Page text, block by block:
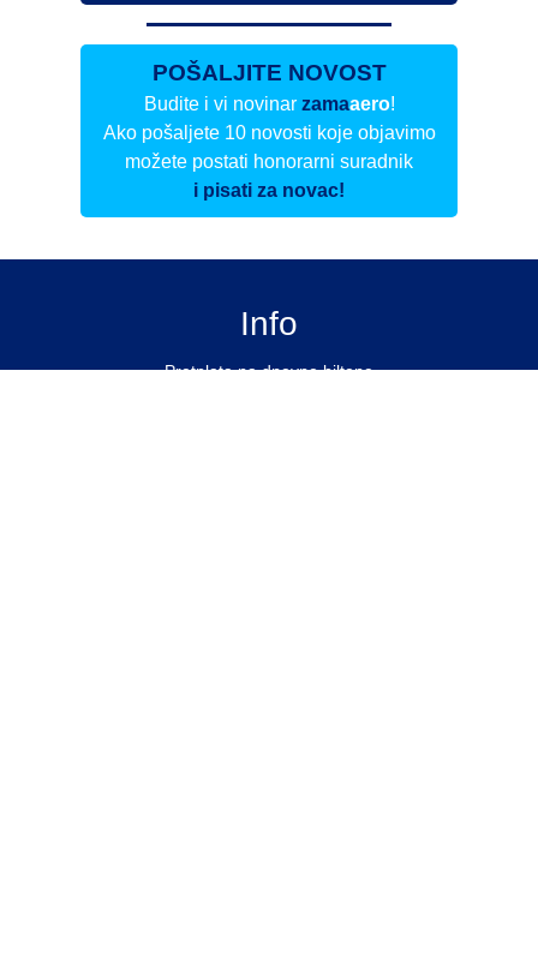
POŠALJITE NOVOST
Budite i vi novinar zamaaero!
Ako pošaljete 10 novosti koje objavimo
možete postati honorarni suradnik
i pisati za novac!
Info
Pretplata na dnevne biltene